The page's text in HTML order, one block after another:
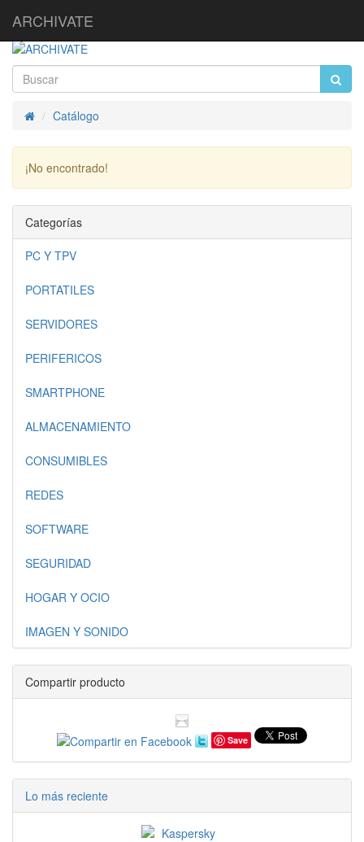
ARCHIVATE
InicioCatálogo
¡No encontrado!
Categorías
PC Y TPV
PORTATILES
SERVIDORES
PERIFERICOS
SMARTPHONE
ALMACENAMIENTO
CONSUMIBLES
REDES
SOFTWARE
SEGURIDAD
HOGAR Y OCIO
IMAGEN Y SONIDO
Compartir producto
Save
Lo más reciente